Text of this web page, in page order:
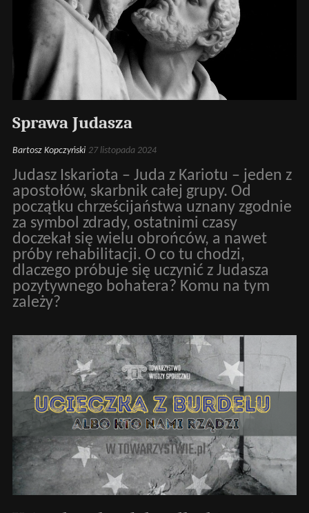
Sprawa Judasza
Bartosz Kopczyński 27 listopada 2024
Judasz Iskariota – Juda z Kariotu – jeden z
apostołów, skarbnik całej grupy. Od
początku chrześcijaństwa uznany zgodnie
za symbol zdrady, ostatnimi czasy
doczekał się wielu obrońców, a nawet
próby rehabilitacji. O co tu chodzi,
dlaczego próbuje się uczynić z Judasza
pozytywnego bohatera? Komu na tym
zależy?